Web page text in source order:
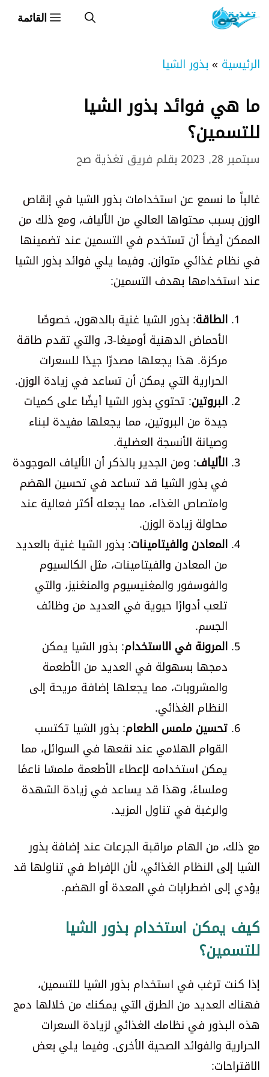
انتقل
القائمة
الرئيسية » بذور الشيا
ما هي فوائد بذور الشيا
للتسمين؟
سبتمبر 28, 2023 بقلم فريق تغذية صح
غالباً ما نسمع عن استخدامات بذور الشيا في إنقاص
الوزن بسبب محتواها العالي من الألياف، ومع ذلك من
الممكن أيضاً أن تستخدم في التسمين عند تضمينها
في نظام غذائي متوازن. وفيما يلي فوائد بذور الشيا
عند استخدامها بهدف التسمين:
الطاقة: بذور الشيا غنية بالدهون، خصوصًا
الأحماض الدهنية أوميغا-3، والتي تقدم طاقة
مركزة. هذا يجعلها مصدرًا جيدًا للسعرات
الحرارية التي يمكن أن تساعد في زيادة الوزن.
البروتين: تحتوي بذور الشيا أيضًا على كميات
جيدة من البروتين، مما يجعلها مفيدة لبناء
وصيانة الأنسجة العضلية.
الألياف: ومن الجدير بالذكر أن الألياف الموجودة
في بذور الشيا قد تساعد في تحسين الهضم
وامتصاص الغذاء، مما يجعله أكثر فعالية عند
محاولة زيادة الوزن.
المعادن والفيتامينات: بذور الشيا غنية بالعديد
من المعادن والفيتامينات، مثل الكالسيوم
والفوسفور والمغنيسيوم والمنغنيز، والتي
تلعب أدوارًا حيوية في العديد من وظائف
الجسم.
المرونة في الاستخدام: بذور الشيا يمكن
دمجها بسهولة في العديد من الأطعمة
والمشروبات، مما يجعلها إضافة مريحة إلى
النظام الغذائي.
تحسين ملمس الطعام: بذور الشيا تكتسب
القوام الهلامي عند نقعها في السوائل، مما
يمكن استخدامه لإعطاء الأطعمة ملمسًا ناعمًا
وملساءً، وهذا قد يساعد في زيادة الشهدة
والرغبة في تناول المزيد.
مع ذلك، من الهام مراقبة الجرعات عند إضافة بذور
الشيا إلى النظام الغذائي، لأن الإفراط في تناولها قد
يؤدي إلى اضطرابات في المعدة أو الهضم.
كيف يمكن استخدام بذور الشيا
للتسمين؟
إذا كنت ترغب في استخدام بذور الشيا للتسمين،
فهناك العديد من الطرق التي يمكنك من خلالها دمج
هذه البذور في نظامك الغذائي لزيادة السعرات
الحرارية والفوائد الصحية الأخرى. وفيما يلي بعض
الاقتراحات: